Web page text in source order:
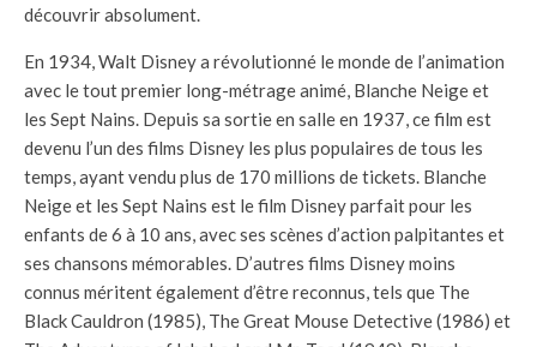
découvrir absolument.
En 1934, Walt Disney a révolutionné le monde de l’animation
avec le tout premier long-métrage animé, Blanche Neige et
les Sept Nains. Depuis sa sortie en salle en 1937, ce film est
devenu l’un des films Disney les plus populaires de tous les
temps, ayant vendu plus de 170 millions de tickets. Blanche
Neige et les Sept Nains est le film Disney parfait pour les
enfants de 6 à 10 ans, avec ses scènes d’action palpitantes et
ses chansons mémorables. D’autres films Disney moins
connus méritent également d’être reconnus, tels que The
Black Cauldron (1985), The Great Mouse Detective (1986) et